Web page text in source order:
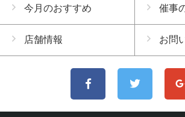
今月のおすすめ 催事
店舗情報 お問